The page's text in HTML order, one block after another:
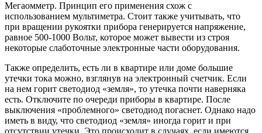
Мегаомметр. Принцип его применения схож с
использованием мультиметра. Стоит также учитывать, что
при вращении рукоятки прибора генерируется напряжение,
равное 500-1000 Вольт, которое может вывести из строя
некоторые слаботочные электронные части оборудования.
Также определить, есть ли в квартире или доме большие
утечки тока можно, взглянув на электронный счетчик. Если
на нем горит светодиод «земля», то утечка почти наверняка
есть. Отключите по очереди приборы в квартире. После
выключения «проблемного» светодиод погаснет. Однако надо
иметь в виду, что светодиод «земля» иногда горит и при